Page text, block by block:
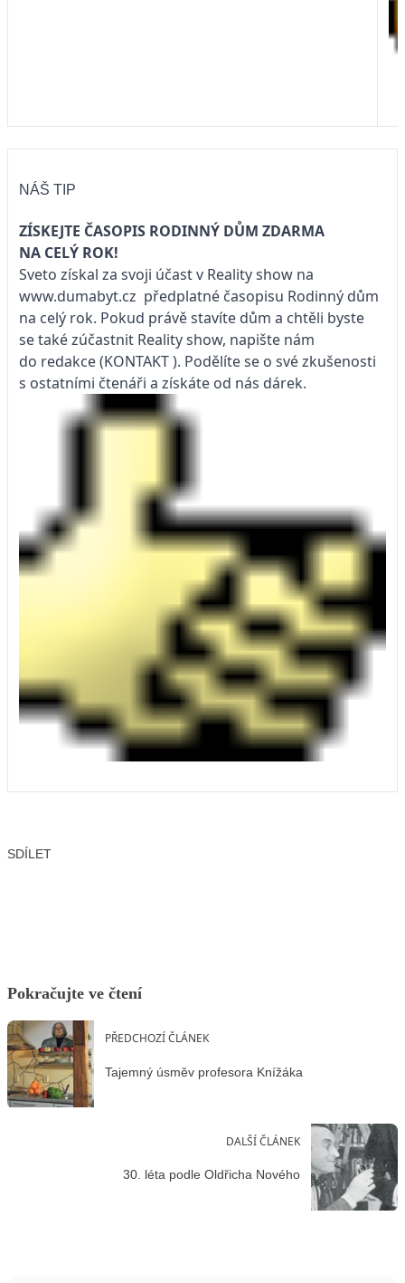
NÁŠ TIP
ZÍSKEJTE ČASOPIS RODINNÝ DŮM ZDARMA
NA CELÝ ROK!
Sveto získal za svoji účast v Reality show na
www.dumabyt.cz předplatné časopisu Rodinný dům
na celý rok. Pokud právě stavíte dům a chtěli byste
se také zúčastnit Reality show, napište nám
do redakce(KONTAKT). Podělíte se o své zkušenosti
s ostatními čtenáři a získáte od nás dárek.
SDÍLET
Pokračujte ve čtení
PŘEDCHOZÍ ČLÁNEK
Tajemný úsměv profesora Knížáka
DALŠÍ ČLÁNEK
30. léta podle Oldřicha Nového